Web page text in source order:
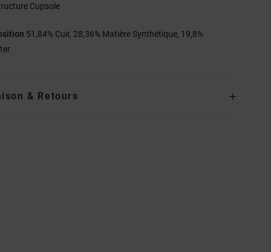
Cupsole
51,84% Cuir, 28,36% Matière Synthétique, 19,8%
& Retours